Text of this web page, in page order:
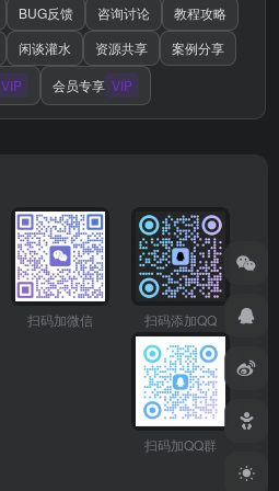
BUG反馈 咨询讨论
教程攻略
闲谈灌水 资源共享
案例分享
VIP 会员专享 VIP
扫码加微信 扫码添加QQ
扫码加QQ群